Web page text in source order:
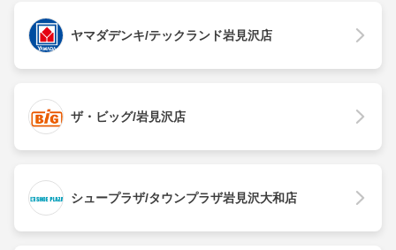
ヤマダデンキ/テックランド岩見沢店
ザ・ビッグ/岩見沢店
シュープラザ/タウンプラザ岩見沢大和店